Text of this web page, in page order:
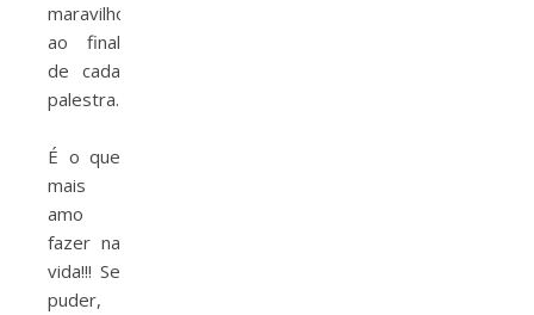
maravilhosos
ao final
de cada
palestra.
É o que
mais
amo
fazer na
vida!!! Se
puder,